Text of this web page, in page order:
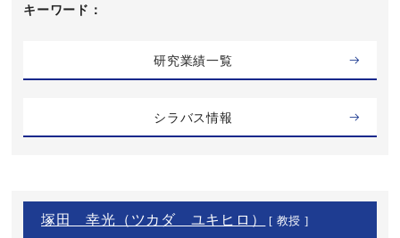
キーワード
研究業績一覧
シラバス情報
塚田 幸光（ツカダ ユキヒロ） [ 教授 ]